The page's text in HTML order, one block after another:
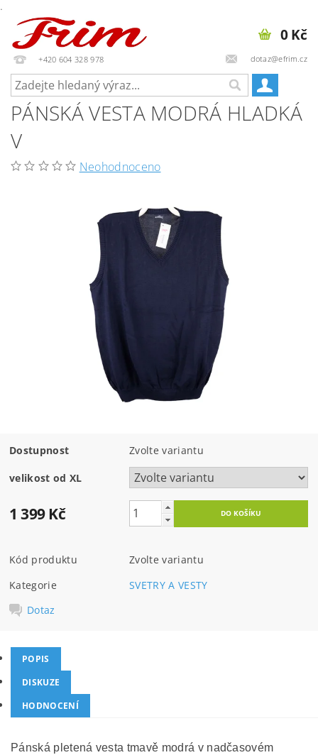
.
+420 604 328 978 dotaz@efrim.cz
0 Kč
PÁNSKÁ VESTA MODRÁ HLADKÁ
V
Neohodnoceno
Dostupnost Zvolte variantu
velikost od XL
1 399 Kč
Kód produktu
Zvolte variantu
Kategorie
SVETRY A VESTY
Dotaz
POPIS
DISKUZE
HODNOCENÍ
Pánská pletená vesta tmavě modrá v nadčasovém